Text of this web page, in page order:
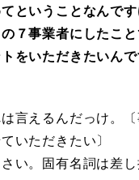
ということなんで
７事業者にしたこ
をいただきたいんで
言えるんだっけ。〔
いただきたい〕
い。固有名詞は差